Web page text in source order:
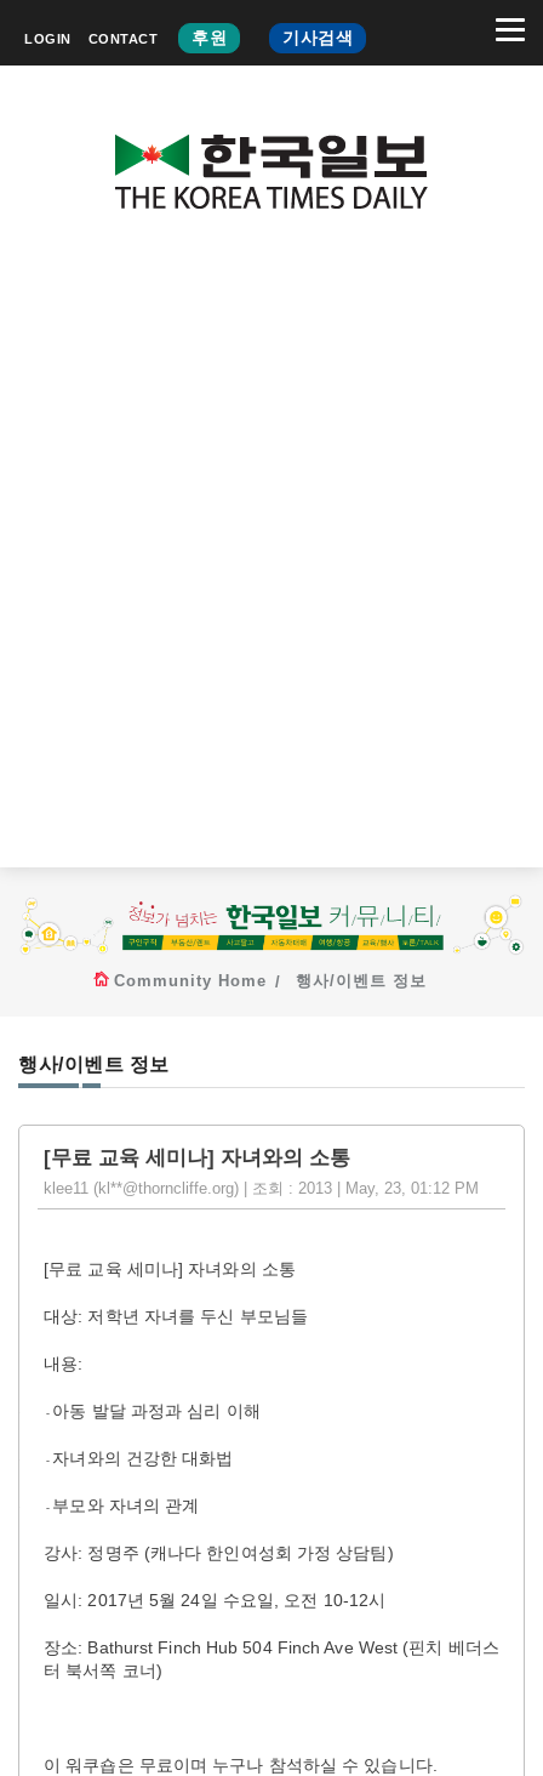
LOGIN CONTACT 후원 기사검색
Community Home 행사/이벤트 정보
행사/이벤트 정보
[무료 교육 세미나] 자녀와의 소통
klee11 (kl**@thorncliffe.org) | 조회 : 2013 | May, 23, 01:12 PM
[무료 교육 세미나] 자녀와의 소통
대상: 저학년 자녀를 두신 부모님들
내용:
- 아동 발달 과정과 심리 이해
- 자녀와의 건강한 대화법
- 부모와 자녀의 관계
강사: 정명주 (캐나다 한인여성회 가정 상담팀)
일시: 2017년 5월 24일 수요일 오전 10-12시
장소: Bathurst Finch Hub 504 Finch Ave West (핀치 베더스
터 북서쪽 코너)
이 워쿠숍은 무료이며 누구나 참석하실 수 있습니다.